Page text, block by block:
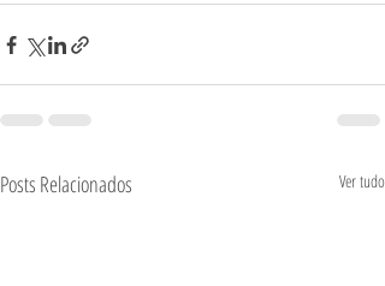
Posts Relacionados Ver tudo